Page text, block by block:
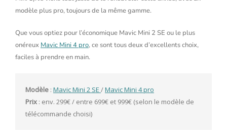
modèle plus pro, toujours de la même gamme.
Que vous optiez pour l’économique Mavic Mini 2 SE ou le plus
onéreux Mavic Mini 4 pro, ce sont tous deux d’excellents choix,
faciles à prendre en main.
Modèle : Mavic Mini 2 SE / Mavic Mini 4 pro
Prix : env. 299€ / entre 699€ et 999€ (selon le modèle de
télécommande choisi)